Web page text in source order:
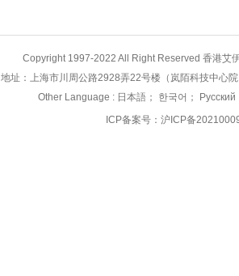
Copyright 1997-2022 All Right Reserved 香港
地址：上海市川周公路2928弄22号楼（岚陌科技中
Other Language : 日本語 ； 한국어 ； Русский
ICP备案号： 沪ICP备